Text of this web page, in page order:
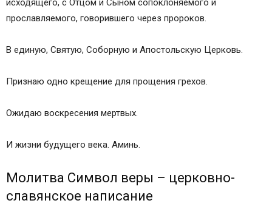
исходящего, с Отцом и Сыном сопоклоняемого и
прославляемого, говорившего через пророков.
В единую, Святую, Соборную и Апостольскую Церковь.
Признаю одно крещение для прощения грехов.
Ожидаю воскресения мертвых.
И жизни будущего века. Аминь.
Молитва Символ веры – церковно-
славянское написание